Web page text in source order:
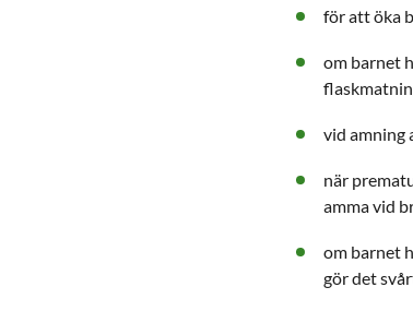
för att öka
om barnet
vid amning
när
amma vid
om barnet
gör det